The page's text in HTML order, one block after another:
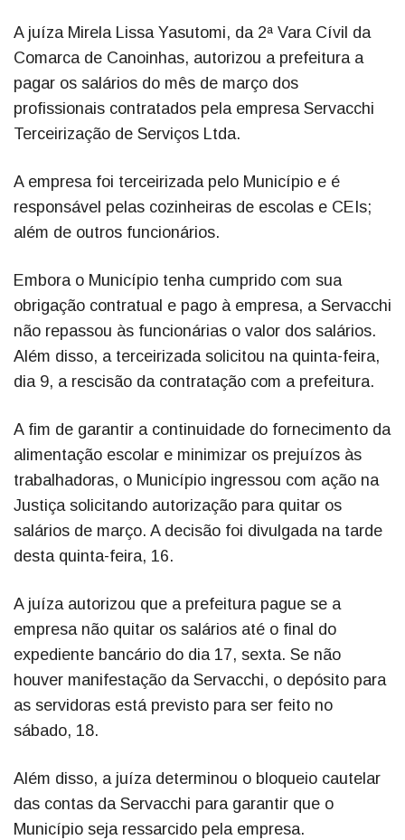
A juíza Mirela Lissa Yasutomi, da 2ª Vara Cívil da
Comarca de Canoinhas, autorizou a prefeitura a
pagar os salários do mês de março dos
profissionais contratados pela empresa Servacchi
Terceirização de Serviços Ltda.
A empresa foi terceirizada pelo Município e é
responsável pelas cozinheiras de escolas e CEIs;
além de outros funcionários.
Embora o Município tenha cumprido com sua
obrigação contratual e pago à empresa, a Servacchi
não repassou às funcionárias o valor dos salários.
Além disso, a terceirizada solicitou na quinta-feira,
dia 9, a rescisão da contratação com a prefeitura.
A fim de garantir a continuidade do fornecimento da
alimentação escolar e minimizar os prejuízos às
trabalhadoras, o Município ingressou com ação na
Justiça solicitando autorização para quitar os
salários de março. A decisão foi divulgada na tarde
desta quinta-feira, 16.
A juíza autorizou que a prefeitura pague se a
empresa não quitar os salários até o final do
expediente bancário do dia 17, sexta. Se não
houver manifestação da Servacchi, o depósito para
as servidoras está previsto para ser feito no
sábado, 18.
Além disso, a juíza determinou o bloqueio cautelar
das contas da Servacchi para garantir que o
Município seja ressarcido pela empresa.